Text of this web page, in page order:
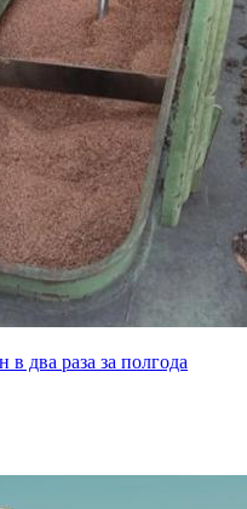
два раза за полгода